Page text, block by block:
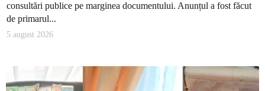
consultări publice pe marginea documentului. Anunțul a fost făcut
de primarul...
5 august 2026